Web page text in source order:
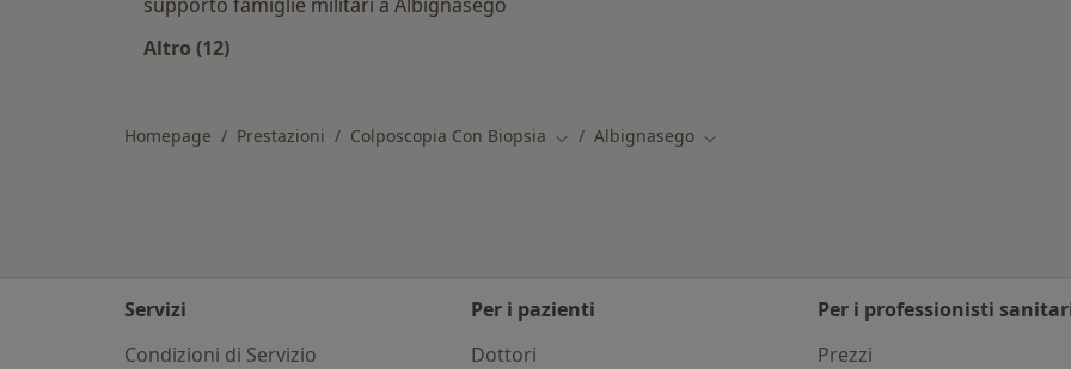
Altro (12)
Homepage Prestazioni Colposcopia Con Biopsia Cambia città
Albignasego Cambia città
Servizi
Condizioni di Servizio
Per i pazienti
Dottori
Per i professionisti
Prezzi